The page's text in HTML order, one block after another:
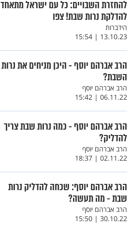
להחזרת השבויים: כל עם ישראל מתאחד
להדלקת נרות שבת! צפו
הידברות
13.10.23 | 15:54
הרב אברהם יוסף - היכן מניחים את נרות
השבת?
הרב אברהם יוסף
06.11.22 | 15:42
הרב אברהם יוסף - כמה נרות שבת צריך
להדליק?
הרב אברהם יוסף
02.11.22 | 18:37
הרב אברהם יוסף: שכחה להדליק נרות
שבת - מה תעשה?
הרב אברהם יוסף
30.10.22 | 15:50